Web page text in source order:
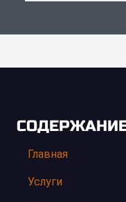
Главная
Услуги